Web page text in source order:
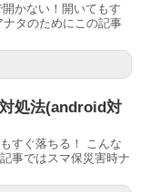
かない！開いてもす
タのためにこの記事
処法(android対
すぐ落ちる！ こんな
事ではスマ保災害時ナ